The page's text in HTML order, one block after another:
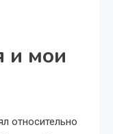
и мои
относительно